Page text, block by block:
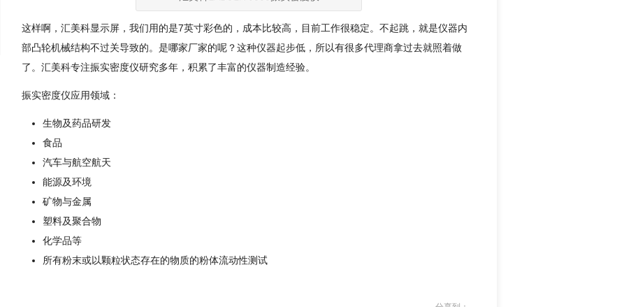
这样啊，汇美科显示屏，我们用的是7英寸彩色的，成本比较高，目前工作很稳定。不起跳，就是仪器内
部凸轮机械结构不过关导致的。是哪家厂家的呢？这种仪器起步低，所以有很多代理商拿过去就照着做
了。汇美科专注振实密度仪研究多年，积累了丰富的仪器制造经验。
振实密度仪应用领域：
生物及药品研发
食品
汽车与航空航天
能源及环境
矿物与金属
塑料及聚合物
化学品等
所有粉末或以颗粒状态存在的物质的粉体流动性测试